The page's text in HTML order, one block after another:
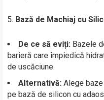
5. Bază de Machiaj cu
De ce să eviți: Bazele
barieră care împiedică
de uscăciune.
Alternativă: Alege
pe bază de silicon cu